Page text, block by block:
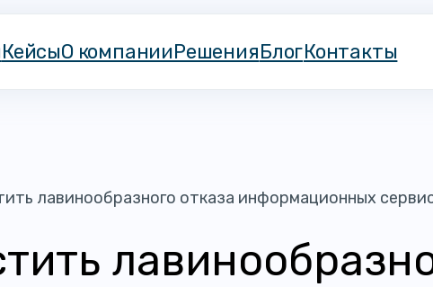
КейсыО компанииРешенияБлогКонтакты
лавинообразного отказа информационных